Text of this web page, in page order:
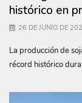
histórico en
26 DE JUNIO DE
La producción de
récord histórico